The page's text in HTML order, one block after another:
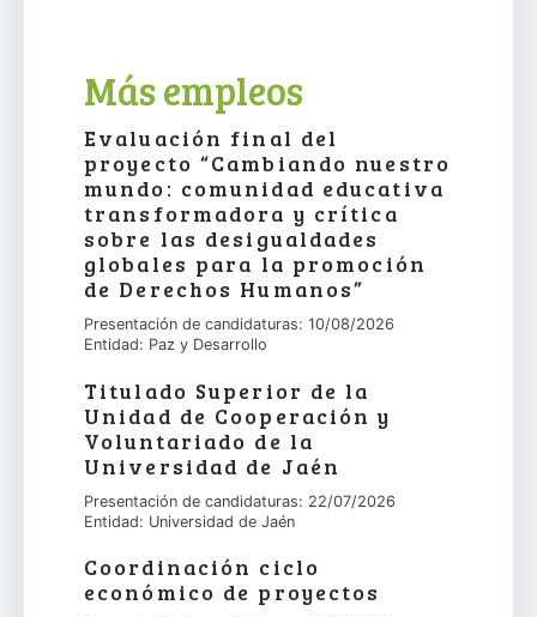
Más empleos
Evaluación final del
proyecto “Cambiando nuestro
mundo: comunidad educativa
transformadora y crítica
sobre las desigualdades
globales para la promoción
de Derechos Humanos”
Presentación de candidaturas: 10/08/2026
Entidad: Paz y Desarrollo
Titulado Superior de la
Unidad de Cooperación y
Voluntariado de la
Universidad de Jaén
Presentación de candidaturas: 22/07/2026
Entidad: Universidad de Jaén
Coordinación ciclo
económico de proyectos